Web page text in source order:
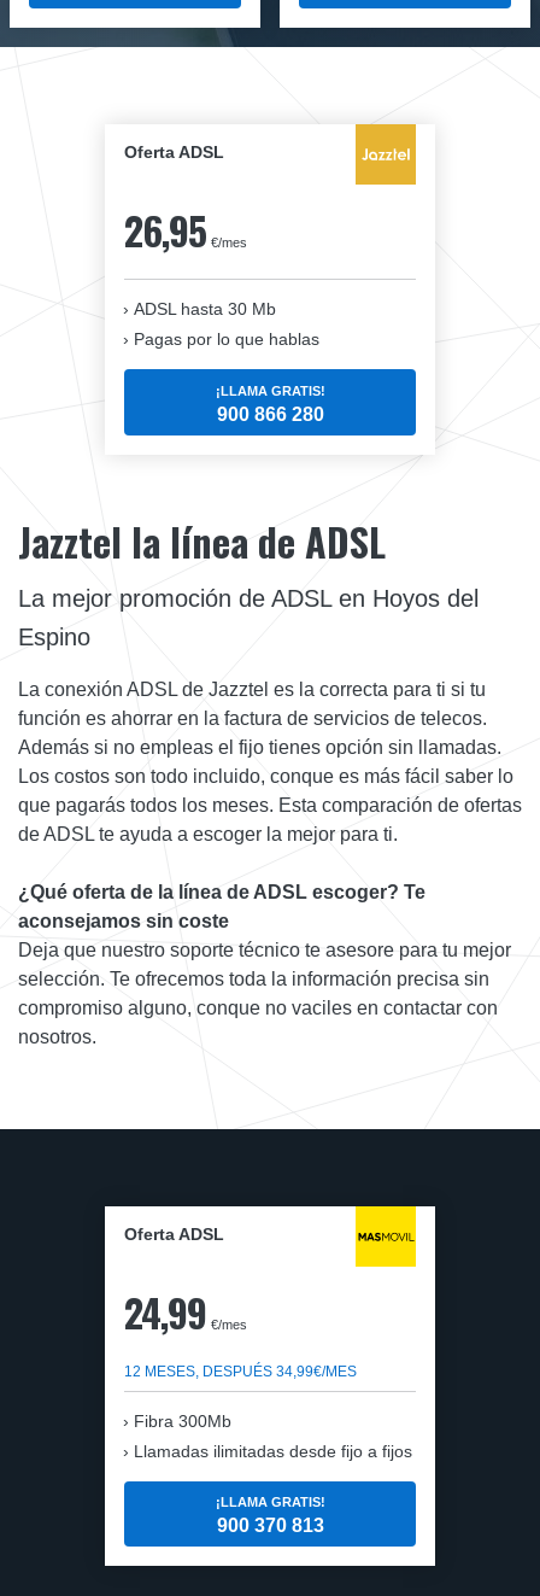
Oferta ADSL
26,95 €/mes
ADSL hasta 30 Mb
Pagas por lo que hablas
¡LLAMA GRATIS!
900 866 280
Jazztel la línea de ADSL
La mejor promoción de ADSL en Hoyos del
Espino
La conexión ADSL de Jazztel es la correcta para ti si tu
función es ahorrar en la factura de servicios de telecos.
Además si no empleas el fijo tienes opción sin llamadas.
Los costos son todo incluido, conque es más fácil saber lo
que pagarás todos los meses. Esta comparación de ofertas
de ADSL te ayuda a escoger la mejor para ti.
¿Qué oferta de la línea de ADSL escoger? Te
aconsejamos sin coste
Deja que nuestro soporte técnico te asesore para tu mejor
selección. Te ofrecemos toda la información precisa sin
compromiso alguno, conque no vaciles en contactar con
nosotros.
Oferta ADSL
24,99 €/mes
12 MESES, DESPUÉS 34,99€/MES
Fibra 300Mb
Llamadas ilimitadas desde fijo a fijos
¡LLAMA GRATIS!
900 370 813